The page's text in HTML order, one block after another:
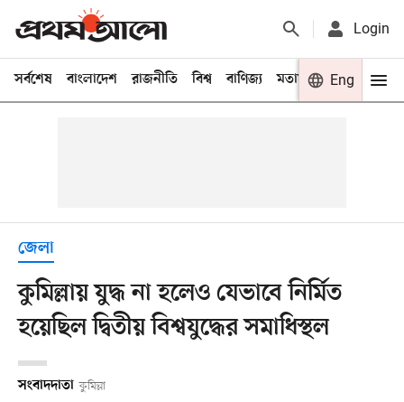
Login
সর্বশেষ বাংলাদেশ রাজনীতি বিশ্ব বাণিজ্য মতামত খেলা
Eng
জেলা
কুমিল্লায় যুদ্ধ না হলেও যেভাবে নির্মিত
হয়েছিল দ্বিতীয় বিশ্বযুদ্ধের সমাধিস্থল
সংবাদদাতা কুমিল্লা